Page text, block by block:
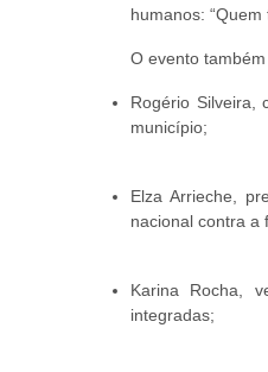
humanos:
O evento
Rogério Silveira,
município;
Elza Arrieche,
nacional contra a
Karina Rocha,
integradas;